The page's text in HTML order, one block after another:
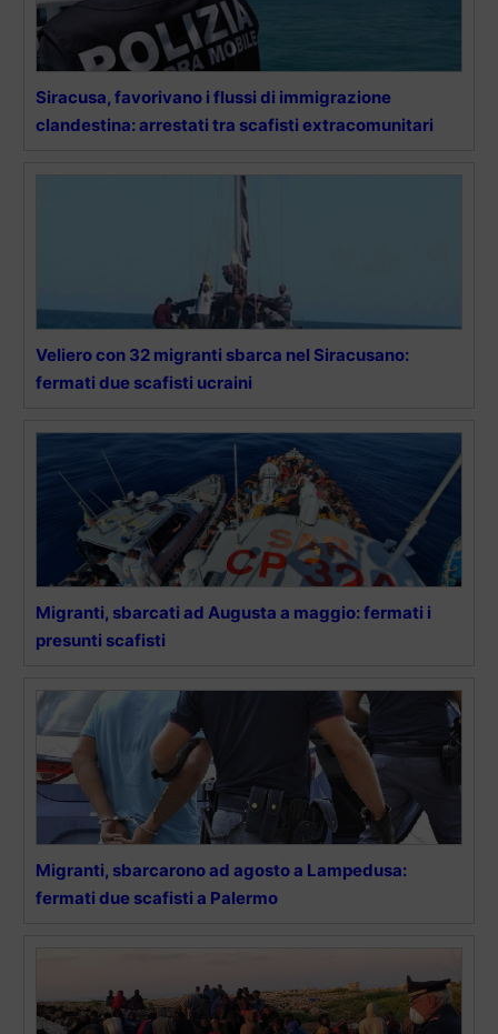
Siracusa, favorivano i flussi di immigrazione
clandestina: arrestati tra scafisti extracomunitari
Veliero con 32 migranti sbarca nel Siracusano:
fermati due scafisti ucraini
Migranti, sbarcati ad Augusta a maggio: fermati i
presunti scafisti
Migranti, sbarcarono ad agosto a Lampedusa:
fermati due scafisti a Palermo